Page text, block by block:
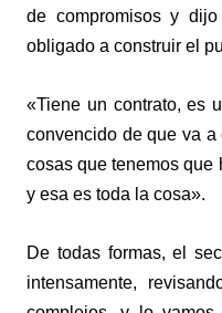
de compromisos y
obligado a construir el
«Tiene un contrato, es
convencido de que va
cosas que tenemos que
y esa es toda la cosa».
De todas formas, el
intensamente,